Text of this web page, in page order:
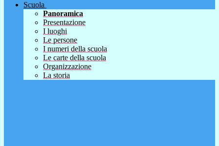
Scuola
Panoramica
Presentazione
I luoghi
Le persone
I numeri della scuola
Le carte della scuola
Organizzazione
La storia